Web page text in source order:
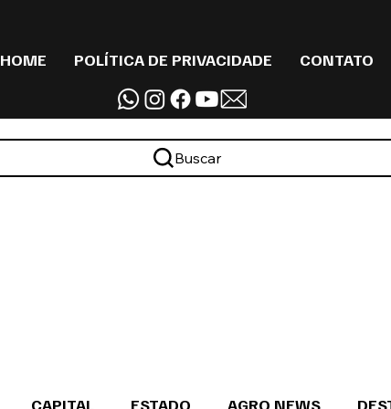
HOME POLÍTICA DE PRIVACIDADE CONTATO
Buscar
CAPITAL ESTADO AGRO NEWS